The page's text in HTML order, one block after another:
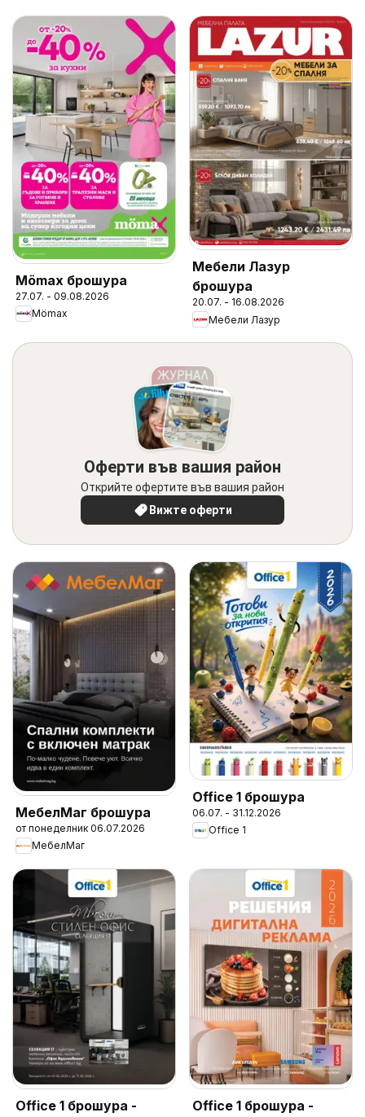
Mömax брошура
27.07. - 09.08.2026
Mömax
Мебели Лазур
брошура
20.07. - 16.08.2026
Мебели Лазур
Оферти във вашия район
Открийте офертите във вашия район
Вижте оферти
МебелМаг брошура
от понеделник 06.07.2026
МебелМаг
Office 1 брошура
06.07. - 31.12.2026
Office 1
Office 1 брошура - Office 1 брошура -